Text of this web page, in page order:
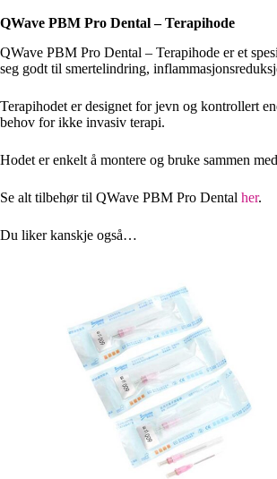
QWave PBM Pro Dental – Terapihode
QWave PBM Pro Dental – Terapihode er et
seg godt til smertelindring,
Terapihodet er designet for jevn og kontrollert
behov for ikke invasiv terapi.
Hodet er enkelt å montere og bruke sammen
Se alt tilbehør til QWave PBM Pro Dental her.
Du liker kanskje også…